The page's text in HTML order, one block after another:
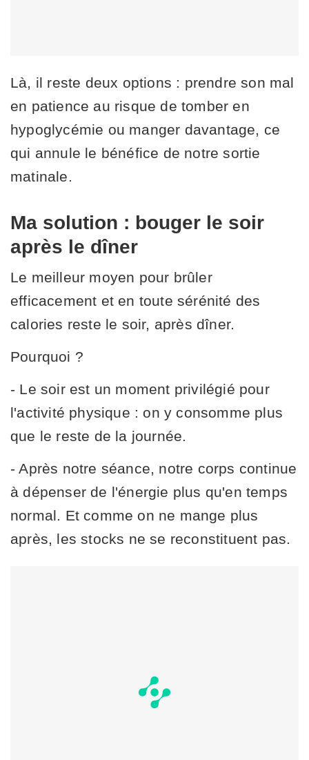
Là, il reste deux options : prendre son mal
en patience au risque de tomber en
hypoglycémie ou manger davantage, ce
qui annule le bénéfice de notre sortie
matinale.
Ma solution : bouger le soir
après le dîner
Le meilleur moyen pour brûler
efficacement et en toute sérénité des
calories reste le soir, après dîner.
Pourquoi ?
- Le soir est un moment privilégié pour
l'activité physique : on y consomme plus
que le reste de la journée.
- Après notre séance, notre corps continue
à dépenser de l'énergie plus qu'en temps
normal. Et comme on ne mange plus
après, les stocks ne se reconstituent pas.